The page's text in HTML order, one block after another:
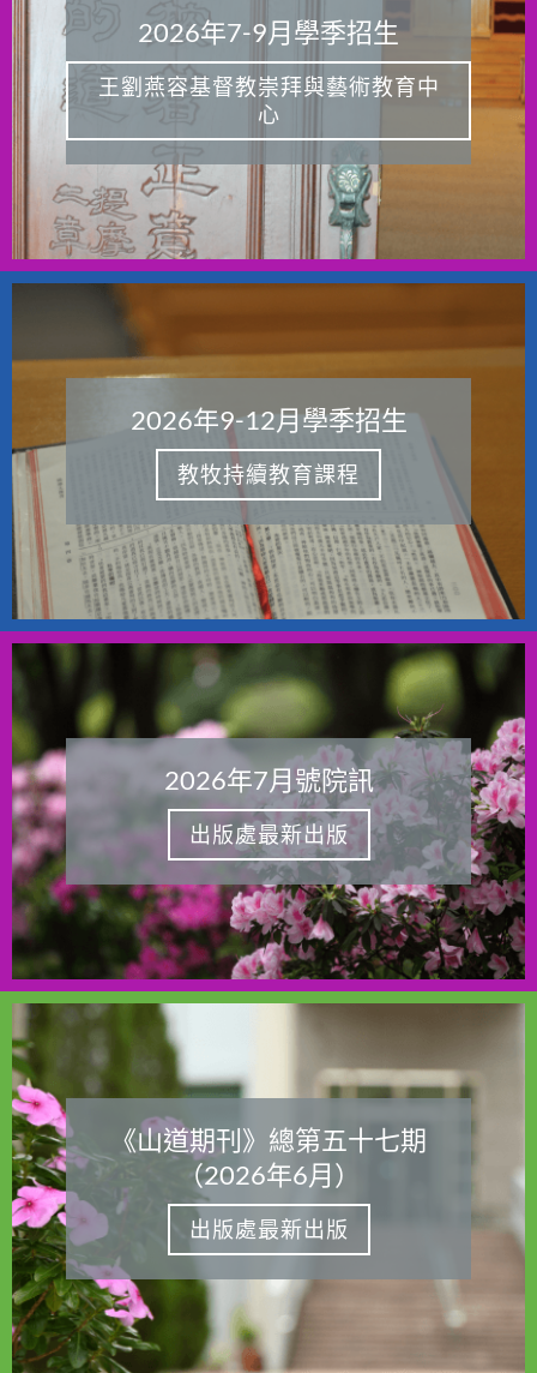
2026年7-9月學季招生
王劉燕容基督教崇拜與藝術教育中
心
2026年9-12月學季招生
教牧持續教育課程
2026年7月號院訊
出版處最新出版
《山道期刊》總第五十七期
（2026年6月）
出版處最新出版